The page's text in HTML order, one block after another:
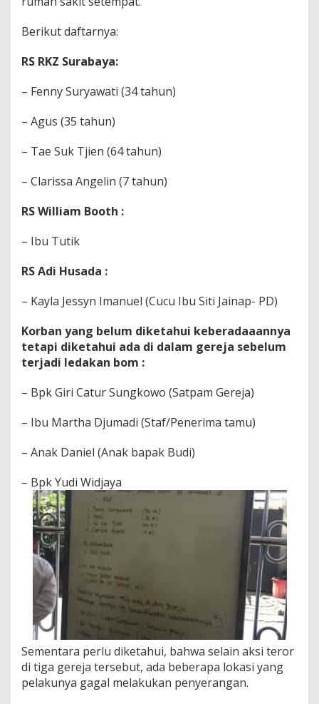
Berikut daftarnya:
RS RKZ Surabaya:
– Fenny Suryawati (34 tahun)
– Agus (35 tahun)
– Tae Suk Tjien (64 tahun)
– Clarissa Angelin (7 tahun)
RS William Booth :
– Ibu Tutik
RS Adi Husada :
– Kayla Jessyn Imanuel (Cucu Ibu Siti Jainap- PD)
Korban yang belum diketahui keberadaaannya
tetapi diketahui ada di dalam gereja sebelum
terjadi ledakan bom :
– Bpk Giri Catur Sungkowo (Satpam Gereja)
– Ibu Martha Djumadi (Staf/Penerima tamu)
– Anak Daniel (Anak bapak Budi)
– Bpk Yudi Widjaya
Sementara perlu diketahui, bahwa selain aksi teror
di tiga gereja tersebut, ada beberapa lokasi yang
pelakunya gagal melakukan penyerangan.